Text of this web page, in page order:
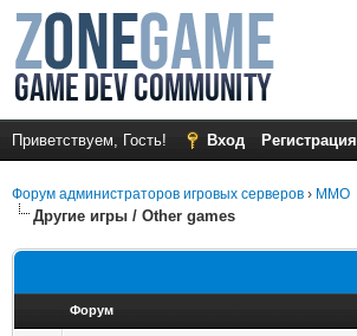
Приветствуем, Гость! Вход Регистрация
Форум администраторов игровых серверов › MMO
Другие игры / Other games
Форум